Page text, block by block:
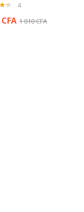
4
CFA 1 010CFA